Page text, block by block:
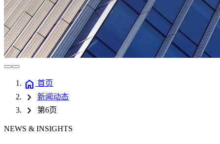
home 首页
chevron_right 新闻动态
chevron_right 第6页
NEWS & INSIGHTS